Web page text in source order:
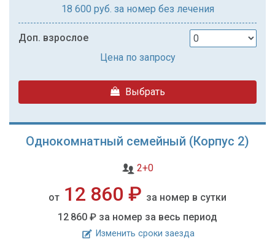
18 600 руб. за номер без лечения
Доп. взрослое
Цена по запросу
Выбрать
Однокомнатный семейный (Корпус 2)
2+0
от 12 860 ₽ за номер в сутки
12 860 ₽ за номер за весь период
Изменить сроки заезда